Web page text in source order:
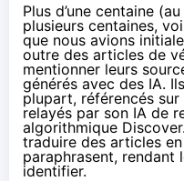
Plus d’une centaine
plusieurs centaines,
que nous avions
outre des articles de
mentionner leurs
générés avec des IA.
plupart, référencés
relayés par son IA de
algorithmique
traduire des articles
paraphrasent, rendant
identifier.